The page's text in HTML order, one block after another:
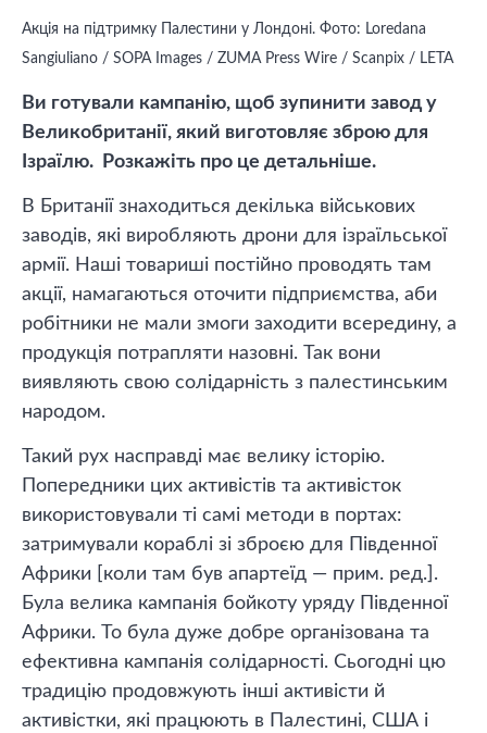
Акція на підтримку Палестини у Лондоні. Фото: Loredana
Sangiuliano / SOPA Images / ZUMA Press Wire / Scanpix / LETA
Ви готували кампанію, щоб зупинити завод у
Великобританії, який виготовляє зброю для
Ізраїлю. Розкажіть про це детальніше.
В Британії знаходиться декілька військових
заводів, які виробляють дрони для ізраїльської
армії. Наші товариші постійно проводять там
акції, намагаються оточити підприємства, аби
робітники не мали змоги заходити всередину, а
продукція потрапляти назовні. Так вони
виявляють свою солідарність з палестинським
народом.
Такий рух насправді має велику історію.
Попередники цих активістів та активісток
використовували ті самі методи в портах:
затримували кораблі зі зброєю для Південної
Африки [коли там був апартеїд — прим. ред.].
Була велика кампанія бойкоту уряду Південної
Африки. То була дуже добре організована та
ефективна кампанія солідарності. Сьогодні цю
традицію продовжують інші активісти й
активістки, які працюють в Палестині, США і